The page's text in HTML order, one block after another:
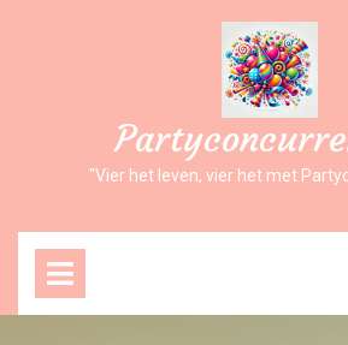
"Vier het leven, vier het met